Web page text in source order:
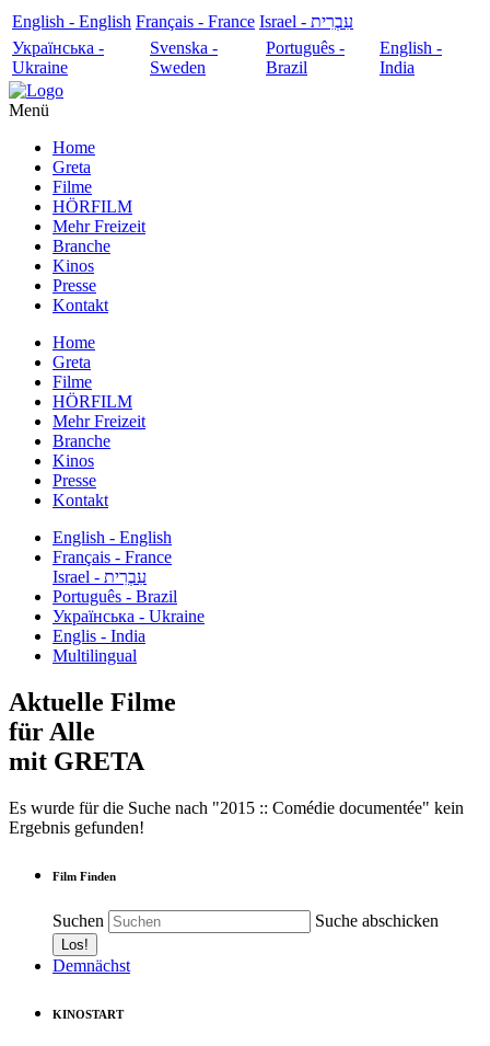
English - English Français - France
עִבְרִית - Israel
Українська -
Ukraine
Svenska -
Sweden
Português -
Brazil
English -
India
Menü
Home
Greta
Filme
HÖRFILM
Mehr Freizeit
Branche
Kinos
Presse
Kontakt
Home
Greta
Filme
HÖRFILM
Mehr Freizeit
Branche
Kinos
Presse
Kontakt
English - English
Français - France
עִבְרִית - Israel
Português - Brazil
Українська - Ukraine
Englis - India
Multilingual
Aktuelle Filme
für Alle
mit GRETA
Es wurde für die Suche nach "2015 :: Comédie documentée" kein
Ergebnis gefunden!
Film Finden
Suchen Suche abschicken
Demnächst
KINOSTART